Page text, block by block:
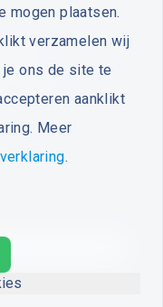
mogen plaatsen.
verzamelen wij
ons de site te
aanklikt
Meer
.